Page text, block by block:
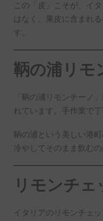
この「皮」こそが、イ
はなく、果皮に含まれ
す。
鞆の浦リモ
「鞆の浦リモンチーノ
れています。手作業で
鞆の浦という美しい港
冷やしてそのまま飲む
リモンチ
イタリアのリモンチェ